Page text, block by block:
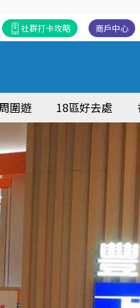
商戶中心
社群打卡攻略
圍遊 18區好去處